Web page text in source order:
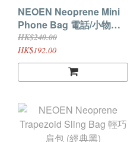
NEOEN Neoprene Mini
Phone Bag 電話/小物輕
便包 (深粉紅)
HK$240.00
HK$192.00